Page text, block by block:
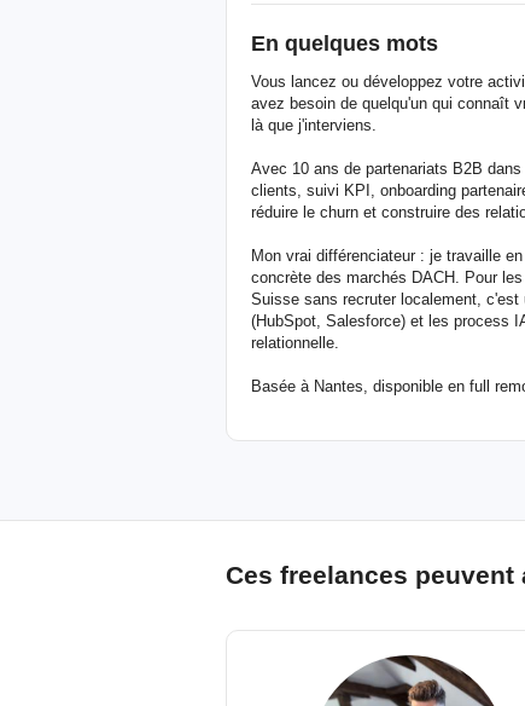
En quelques mots
Vous lancez ou développez votre
avez besoin de quelqu'un qui connaît
là que j'interviens.
Avec 10 ans de partenariats B2B
clients, suivi KPI, onboarding
réduire le churn et construire des
Mon vrai différenciateur : je travaille
concrète des marchés DACH. Pour
Suisse sans recruter localement,
(HubSpot, Salesforce) et les process
relationnelle.
Basée à Nantes, disponible en full
Ces freelances